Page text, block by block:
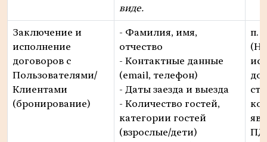
виде.
Заключение и
исполнение
договоров с
Пользователями/
Клиентами
(бронирование)
- Фамилия, имя,
отчество
- Контактные данные
(email, телефон)
- Даты заезда и выезда
- Количество гостей,
категории гостей
(взрослые/дети)
п.